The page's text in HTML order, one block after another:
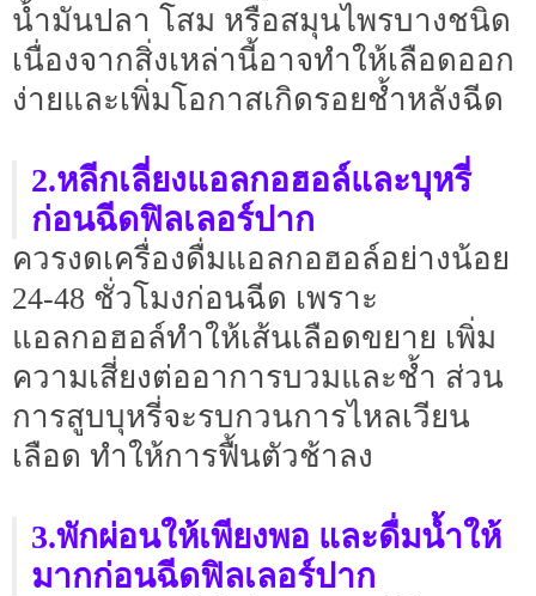
น้ำมันปลา โสม หรือสมุนไพรบางชนิด
เนื่องจากสิ่งเหล่านี้อาจทำให้เลือดออก
ง่ายและเพิ่มโอกาสเกิดรอยช้ำหลังฉีด
2.หลีกเลี่ยงแอลกอฮอล์และบุหรี่
ก่อนฉีดฟิลเลอร์ปาก
ควรงดเครื่องดื่มแอลกอฮอล์อย่างน้อย
24-48 ชั่วโมงก่อนฉีด เพราะ
แอลกอฮอล์ทำให้เส้นเลือดขยาย เพิ่ม
ความเสี่ยงต่ออาการบวมและช้ำ ส่วน
การสูบบุหรี่จะรบกวนการไหลเวียน
เลือด ทำให้การฟื้นตัวช้าลง
3.พักผ่อนให้เพียงพอ และดื่มน้ำให้
มากก่อนฉีดฟิลเลอร์ปาก